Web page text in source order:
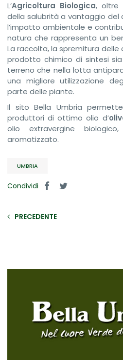
L’Agricoltura Biologica, oltre
della salubrità a vantaggio del
l’impatto ambientale e
natura che rappresenta un
La raccolta, la spremitura delle
prodotto chimico di sintesi
terreno che nella lotta
una migliore utilizzazione
parte delle piante.
Il sito Bella Umbria
produttori di ottimo olio d’
olio extravergine
aromatizzato.
UMBRIA
Condividi
PRECEDENTE